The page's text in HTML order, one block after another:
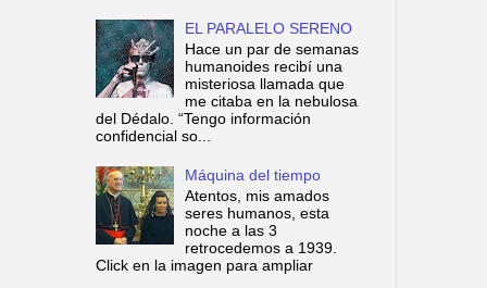
EL PARALELO SERENO
Hace un par de semanas
humanoides recibí una
misteriosa llamada que
me citaba en la nebulosa
del Dédalo. “Tengo información
confidencial so...
Máquina del tiempo
Atentos, mis amados
seres humanos, esta
noche a las 3
retrocedemos a 1939.
Click en la imagen para ampliar